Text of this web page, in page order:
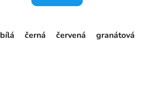
bílá černá červená granátová